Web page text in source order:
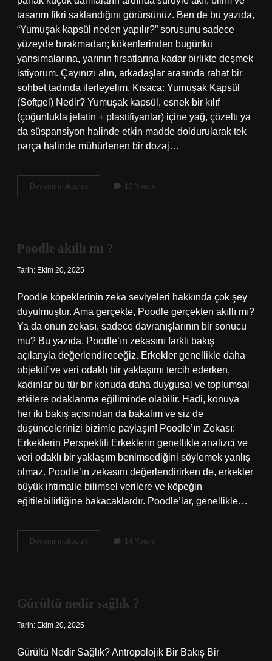
tasarım fikri saklandığını görürsünüz. Ben de bu yazıda,
“Yumuşak kapsül neden yapılır?” sorusunu sadece
yüzeyde bırakmadan; kökenlerinden bugünkü
yansımalarına, yarının fırsatlarına kadar birlikte deşmek
istiyorum. Çayınızı alın, arkadaşlar arasında rahat bir
sohbet tadında ilerleyelim. Kısaca: Yumuşak Kapsül
(Softgel) Nedir? Yumuşak kapsül, esnek bir kılıf
(çoğunlukla jelatin + plastifiyanlar) içine yağ, çözeltı ya
da süspansiyon halinde etkin madde doldurularak tek
parça halinde mühürlenen bir dozaj…
Devamını okuyun Yumuşak
kapsül
10 Yorum
Poodle akıllı mı ?
Tarih: Ekim 20, 2025
Poodle köpeklerinin zeka seviyeleri hakkında çok şey
duyulmuştur. Ama gerçekte, Poodle gerçekten akıllı mı?
Ya da onun zekası, sadece davranışlarının bir sonucu
mu? Bu yazıda, Poodle’ın zekasını farklı bakış
açılarıyla değerlendireceğiz. Erkekler genellikle daha
objektif ve veri odaklı bir yaklaşımı tercih ederken,
kadınlar bu tür bir konuda daha duygusal ve toplumsal
etkilere odaklanma eğiliminde olabilir. Hadi, konuya
her iki bakış açısından da bakalım ve siz de
düşüncelerinizi bizimle paylaşın! Poodle’ın Zekası:
Erkeklerin Perspektifi Erkeklerin genellikle analizci ve
veri odaklı bir yaklaşım benimsediğini söylemek yanlış
olmaz. Poodle’ın zekasını değerlendirirken de, erkekler
büyük ihtimalle bilimsel verilere ve köpeğin
eğitilebilirliğine bakacaklardır. Poodle’lar, genellikle…
Devamını okuyun
akıllı
14 Yorum
Gürültü nedir sağlık ?
Tarih: Ekim 20, 2025
Gürültü Nedir Sağlık? Antropolojik Bir Bakış Bir